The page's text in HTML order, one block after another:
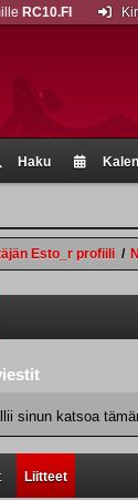
Haku
RC10.FI
Esto_r profiili /
sinun katsoa
Liitteet